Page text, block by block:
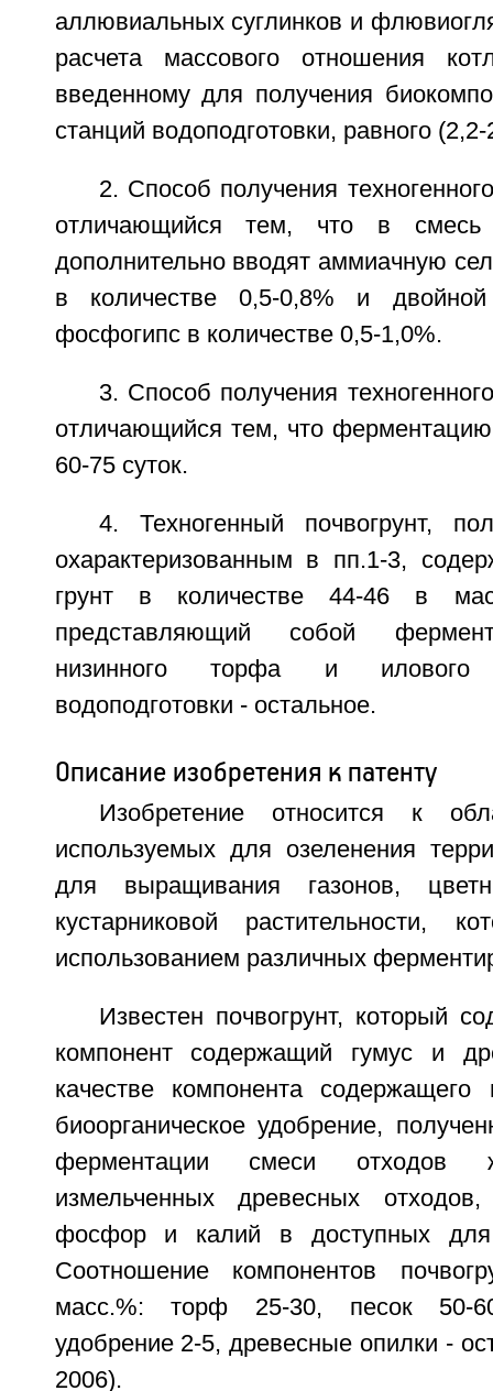
аллювиальных суглинков и
расчета массового отношения
введенному для получения
станций водоподготовки, равного
2. Способ получения
отличающийся тем, что в смесь
дополнительно вводят аммиачную
в количестве 0,5-0,8% и
фосфогипс в количестве 0,5-1,0%.
3. Способ получения
отличающийся тем, что
60-75 суток.
4. Техногенный почвогрунт,
охарактеризованным в пп.1-3,
грунт в количестве 44-46 в
представляющий собой
низинного торфа и илового
водоподготовки - остальное.
Описание изобретения к патенту
Изобретение относится к
используемых для озеленения
для выращивания газонов,
кустарниковой растительности,
использованием различных
Известен почвогрунт, который
компонент содержащий гумус и
качестве компонента содержащего
биоорганическое удобрение,
ферментации смеси отходов
измельченных древесных
фосфор и калий в доступных
Соотношение компонентов
масс.%: торф 25-30, песок 50-
удобрение 2-5, древесные опилки -
2006).